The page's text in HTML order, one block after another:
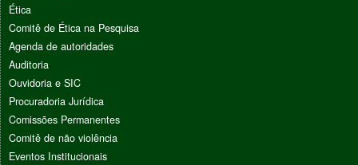
Ética
Comitê de Ética na Pesquisa
Agenda de autoridades
Auditoria
Ouvidoria e SIC
Procuradoria Jurídica
Comissões Permanentes
Comitê de não violência
Eventos Institucionais